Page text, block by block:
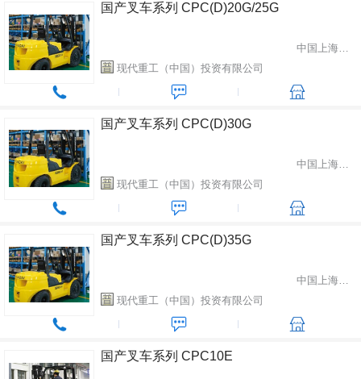
国产叉车系列 CPC(D)20G/25G
中国上海市闵行区
现代重工（中国）投资有限公司
国产叉车系列 CPC(D)30G
中国上海市闵行区
现代重工（中国）投资有限公司
国产叉车系列 CPC(D)35G
中国上海市闵行区
现代重工（中国）投资有限公司
国产叉车系列 CPC10E